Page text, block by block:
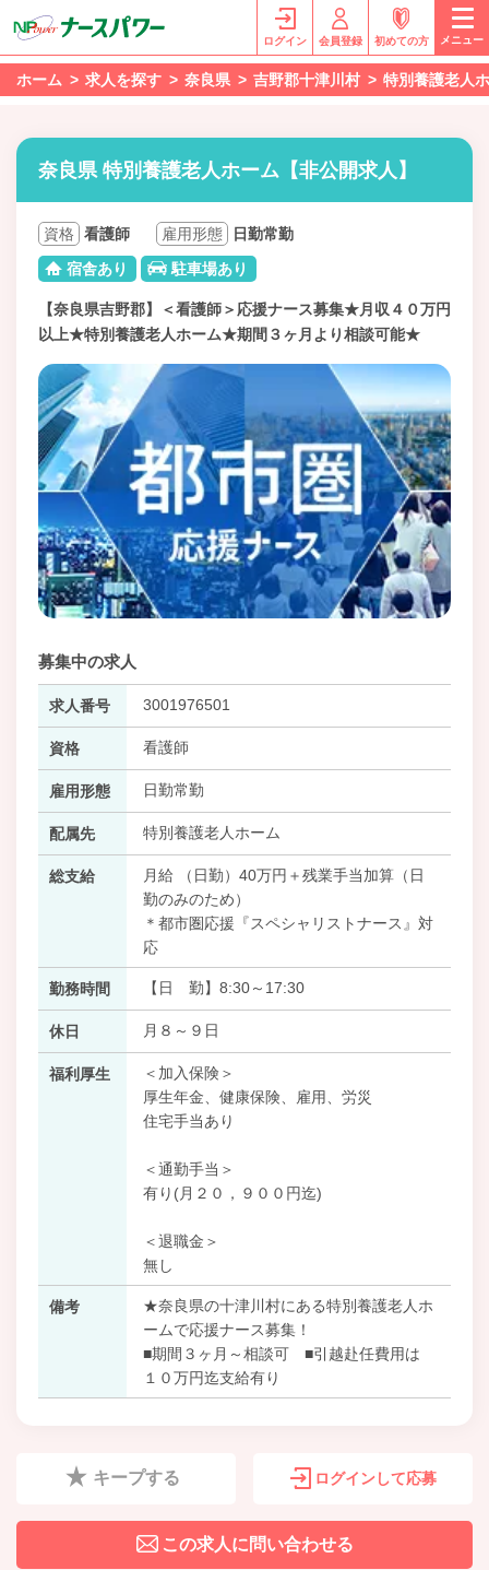
ログイン 会員登録 初めての方 メニュー
ホーム 求人を探す 奈良県 吉野郡十津川村 特別養護老人
奈良県 特別養護老人ホーム【非公開求人】
資格 看護師 雇用形態
日勤常勤
宿舎あり
駐車場あり
【奈良県吉野郡】＜看護師＞応援ナース募集★月収４０万円
以上★特別養護老人ホーム★期間３ヶ月より相談可能★
募集中の求人
求人番号 3001976501
資格 看護師
雇用形態 日勤常勤
配属先 特別養護老人ホーム
総支給
月給 （日勤）40万円＋残業手当加算（日
勤のみのため）
＊都市圏応援『スペシャリストナース』対
応
勤務時間 【日 勤】8:30～17:30
休日 月８～９日
福利厚生
＜加入保険＞
厚生年金、健康保険、雇用、労災
住宅手当あり
＜通勤手当＞
有り(月２０，９００円迄)
＜退職金＞
無し
備考
★奈良県の十津川村にある特別養護老人ホ
ームで応援ナース募集！
■期間３ヶ月～相談可 ■引越赴任費用は
１０万円迄支給有り
キープする ログインして応募
この求人に問い合わせる